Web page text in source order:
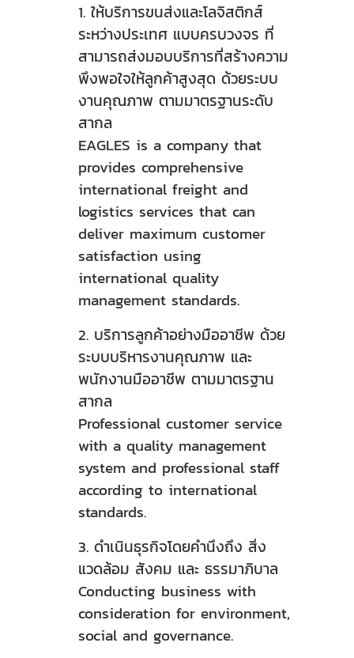
1. ให้บริการขนส่งและโลจิสติกส์
ระหว่างประเทศ แบบครบวงจร ที่
สามารถส่งมอบบริการที่สร้างความ
พึงพอใจให้ลูกค้าสูงสุด ด้วยระบบ
งานคุณภาพ ตามมาตรฐานระดับ
สากล
EAGLES is a company that
provides comprehensive
international freight and
logistics services that can
deliver maximum customer
satisfaction using
international quality
management standards.
2. บริการลูกค้าอย่างมืออาชีพ ด้วย
ระบบบริหารงานคุณภาพ และ
พนักงานมืออาชีพ ตามมาตรฐาน
สากล
Professional customer service
with a quality management
system and professional staff
according to international
standards.
3. ดำเนินธุรกิจโดยคำนึงถึง สิ่ง
แวดล้อม สังคม และ ธรรมาภิบาล
Conducting business with
consideration for environment,
social and governance.